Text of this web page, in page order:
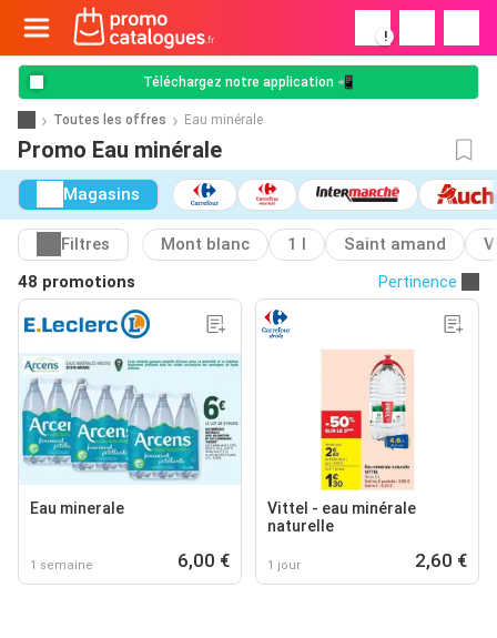
!
Téléchargez notre application 📲
Toutes les offres Eau minérale
Promo Eau minérale
Magasins
Filtres Mont blanc 1 l Saint amand
48 promotions
Pertinence
Eau minerale
1 semaine 6,00 €
Vittel - eau minérale
naturelle
1 jour 2,60 €